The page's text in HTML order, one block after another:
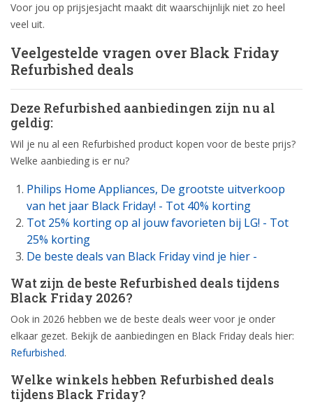
Voor jou op prijsjesjacht maakt dit waarschijnlijk niet zo heel
veel uit.
Veelgestelde vragen over Black Friday
Refurbished deals
Deze Refurbished aanbiedingen zijn nu al
geldig:
Wil je nu al een Refurbished product kopen voor de beste prijs?
Welke aanbieding is er nu?
Philips Home Appliances, De grootste uitverkoop
van het jaar Black Friday! - Tot 40% korting
Tot 25% korting op al jouw favorieten bij LG! - Tot
25% korting
De beste deals van Black Friday vind je hier -
Wat zijn de beste Refurbished deals tijdens
Black Friday 2026?
Ook in 2026 hebben we de beste deals weer voor je onder
elkaar gezet. Bekijk de aanbiedingen en Black Friday deals hier:
Refurbished.
Welke winkels hebben Refurbished deals
tijdens Black Friday?